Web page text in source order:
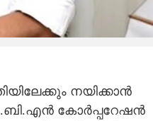
നയിക്കാൻ
കോർപ്പറേഷൻ